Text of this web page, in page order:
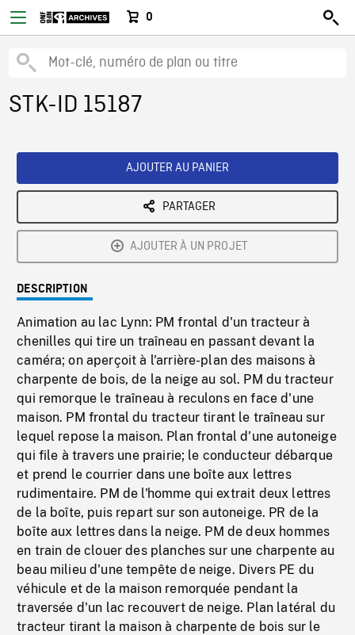
0
STK-ID 15187
AJOUTER AU PANIER
PARTAGER
AJOUTER À UN PROJET
DESCRIPTION
Animation au lac Lynn: PM frontal d'un tracteur à
chenilles qui tire un traîneau en passant devant la
caméra; on aperçoit à l'arrière-plan des maisons à
charpente de bois, de la neige au sol. PM du tracteur
qui remorque le traîneau à reculons en face d'une
maison. PM frontal du tracteur tirant le traîneau sur
lequel repose la maison. Plan frontal d'une autoneige
qui file à travers une prairie; le conducteur débarque
et prend le courrier dans une boîte aux lettres
rudimentaire. PM de l'homme qui extrait deux lettres
de la boîte, puis repart sur son autoneige. PR de la
boîte aux lettres dans la neige. PM de deux hommes
en train de clouer des planches sur une charpente au
beau milieu d'une tempête de neige. Divers PE du
véhicule et de la maison remorquée pendant la
traversée d'un lac recouvert de neige. Plan latéral du
tracteur tirant la maison à charpente de bois sur le